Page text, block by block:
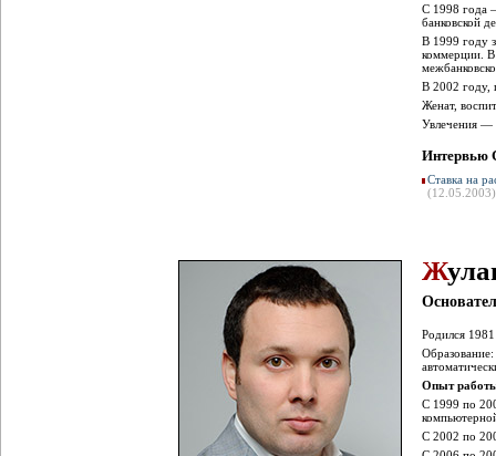
С 1998
банковской
В 1999 году
коммерции. В
В 2002 году,
Женат,
Увлечения —
Интервью
Ставка на
Ж
Родился
Опыт
С 1999 по
С 2002 по